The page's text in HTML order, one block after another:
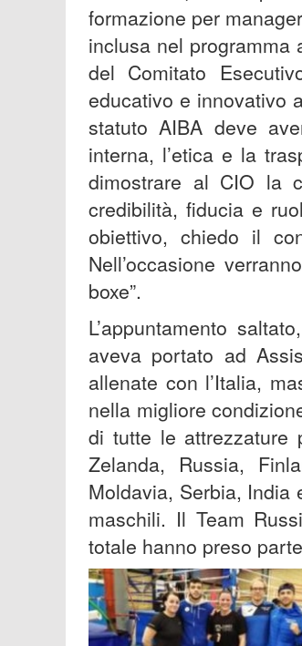
formazione per
inclusa nel programma
del Comitato
educativo e innovativo
statuto AIBA deve
interna, l’etica e la
dimostrare al CIO la
credibilità, fiducia e
obiettivo, chiedo il
Nell’occasione
boxe”.
L’appuntamento
aveva portato ad
allenate con l’Italia,
nella migliore
di tutte le attrezzature
Zelanda, Russia,
Moldavia, Serbia, India
maschili. Il Team
totale hanno preso